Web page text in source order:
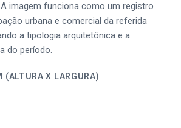
imagem funciona como um registro
urbana e comercial da referida
a tipologia arquitetônica e a
do período.
EM CM (ALTURA X LARGURA)